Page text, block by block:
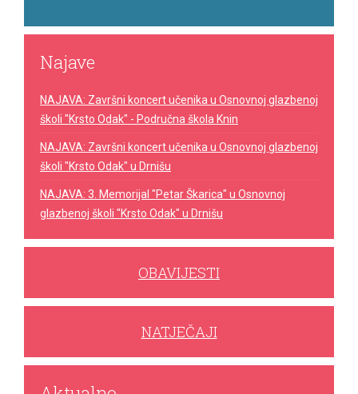
Najave
NAJAVA: Završni koncert učenika u Osnovnoj glazbenoj
školi "Krsto Odak" - Područna škola Knin
NAJAVA: Završni koncert učenika u Osnovnoj glazbenoj
školi "Krsto Odak" u Drnišu
NAJAVA: 3. Memorijal "Petar Škarica" u Osnovnoj
glazbenoj školi "Krsto Odak" u Drnišu
OBAVIJESTI
NATJEČAJI